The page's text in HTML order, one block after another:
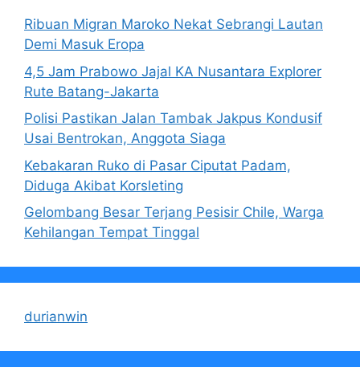
Ribuan Migran Maroko Nekat Sebrangi Lautan
Demi Masuk Eropa
4,5 Jam Prabowo Jajal KA Nusantara Explorer
Rute Batang-Jakarta
Polisi Pastikan Jalan Tambak Jakpus Kondusif
Usai Bentrokan, Anggota Siaga
Kebakaran Ruko di Pasar Ciputat Padam,
Diduga Akibat Korsleting
Gelombang Besar Terjang Pesisir Chile, Warga
Kehilangan Tempat Tinggal
durianwin